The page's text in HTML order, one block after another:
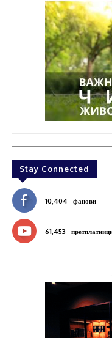
Stay Connected
10,404 фанови
61,453